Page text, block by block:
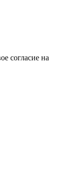
согласие на